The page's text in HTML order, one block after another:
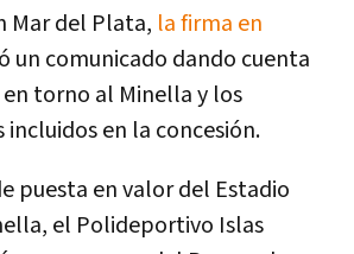
Mar del Plata, la firma en
un comunicado dando cuenta
en torno al Minella y los
en la concesión.
puesta en valor del Estadio
el Polideportivo Islas